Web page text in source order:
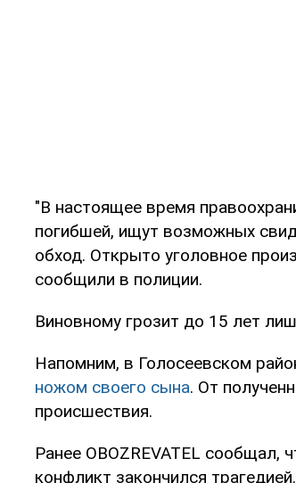
"В настоящее время
погибшей, ищут возможных
обход. Открыто уголовное
сообщили в полиции.
Виновному грозит до 15 лет
Напомним, в Голосеевском
ножом своего сына. От
происшествия.
Ранее OBOZREVATEL сообщал,
конфликт закончился трагедией.